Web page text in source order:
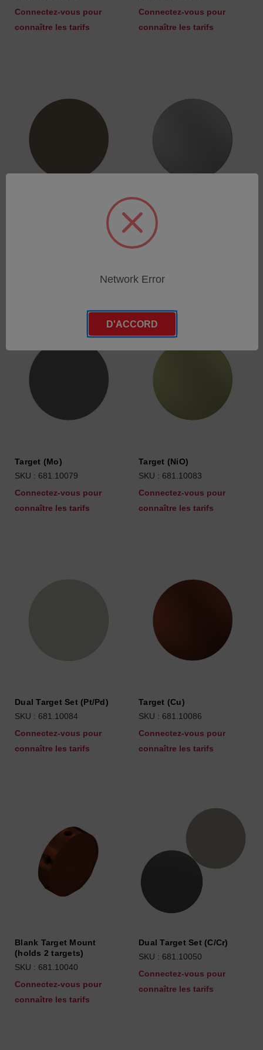
Connectez-vous pour
connaître les tarifs
Connectez-vous pour
connaître les tarifs
Target (Al)
SKU : 681.10078
Target (Mo)
SKU : 681.10079
Connectez-vous pour
connaître les tarifs
Target (NiO)
SKU : 681.10083
Connectez-vous pour
connaître les tarifs
Dual Target Set (Pt/Pd)
SKU : 681.10084
Connectez-vous pour
connaître les tarifs
Target (Cu)
SKU : 681.10086
Connectez-vous pour
connaître les tarifs
Blank Target Mount
(holds 2 targets)
SKU : 681.10040
Connectez-vous pour
connaître les tarifs
Dual Target Set (C/Cr)
SKU : 681.10050
Connectez-vous pour
connaître les tarifs
Network Error
D'ACCORD